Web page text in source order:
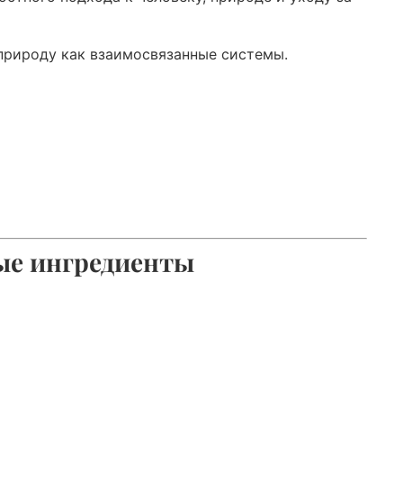
как взаимосвязанные системы.
ингредиенты